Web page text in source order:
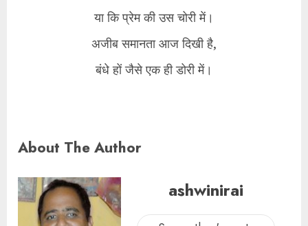
या कि प्रेम की उस चोरी में।
अजीब समानता आज दिखी है,
बंधे हों जैसे एक ही डोरी में।
About The Author
ashwinirai